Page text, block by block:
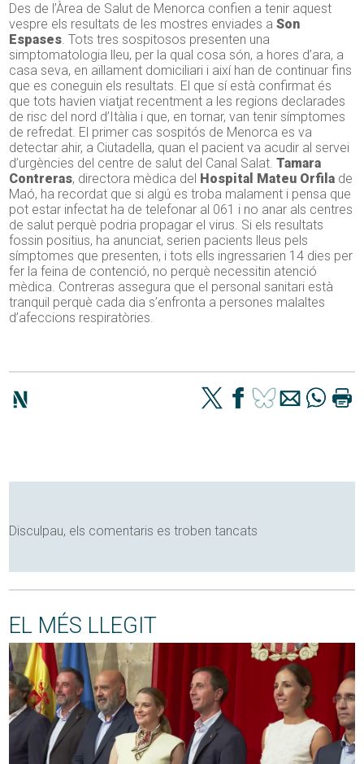
Des de l’Àrea de Salut de Menorca confien a tenir aquest
vespre els resultats de les mostres enviades aSon
Espases. Tots tres sospitosos presenten una
simptomatologia lleu, per la qual cosa són, a hores d’ara, a
casa seva, en aïllament domiciliari i així han de continuar fins
que es coneguin els resultats. El que sí està confirmat és
que tots havien viatjat recentment a les regions declarades
de risc del nord d’Itàlia i que, en tornar, van tenir símptomes
de refredat. El primer cas sospitós de Menorca es va
detectar ahir, a Ciutadella, quan el pacient va acudir al servei
d’urgències del centre de salut del Canal Salat. Tamara
Contreras, directora mèdica del Hospital Mateu Orfila de
Maó, ha recordat que si algú es troba malament i pensa que
pot estar infectat ha de telefonar al 061 i no anar als centres
de salut perquè podria propagar el virus. Si els resultats
fossin positius, ha anunciat, serien pacients lleus pels
símptomes que presenten, i tots ells ingressarien 14 dies per
fer la feina de contenció, no perquè necessitin atenció
mèdica. Contreras assegura que el personal sanitari està
tranquil perquè cada dia s’enfronta a persones malaltes
d’afeccions respiratòries.
Disculpau, els comentaris es troben tancats
EL MÉS LLEGIT